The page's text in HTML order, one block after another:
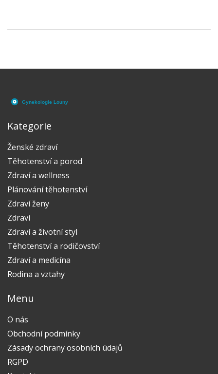
Kategorie
Ženské zdraví
Těhotenství a porod
Zdraví a wellness
Plánování těhotenství
Zdraví ženy
Zdraví
Zdraví a životní styl
Těhotenství a rodičovství
Zdraví a medicína
Rodina a vztahy
Menu
O nás
Obchodní podmínky
Zásady ochrany osobních údajů
RGPD